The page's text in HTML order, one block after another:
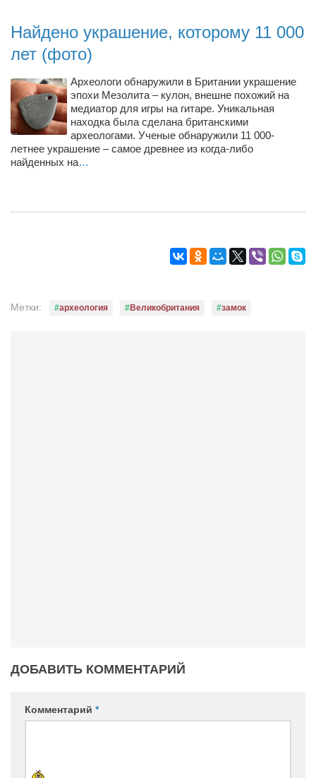
Фестиваль. Конкурс «Колибри» 2017
Конкурс «Колибри» 2016
Конкурс «Колибри» 2015
Конкурс «Колибри» 2014
Литературный конкурс «Я люблю Украину»
Конкурс «Колибри — детям!» 2014
Конкурс «Колибри» 2013
Найдено украшение, которому 11 000
лет (фото)
Археологи обнаружили в Британии украшение
эпохи Мезолита – кулон, внешне похожий на
медиатор для игры на гитаре. Уникальная
находка была сделана британскими
археологами. Ученые обнаружили 11 000-
летнее украшение – самое древнее из когда-либо
найденных на…
Метки: археология Великобритания замок
ДОБАВИТЬ КОММЕНТАРИЙ
Комментарий *